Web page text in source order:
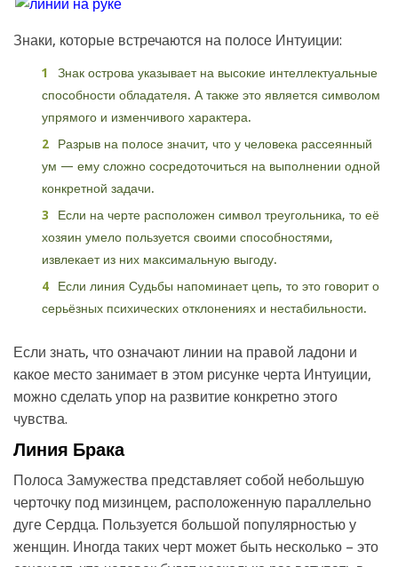
Знаки, которые встречаются на полосе Интуиции:
Знак острова указывает на высокие интеллектуальные
способности обладателя. А также это является символом
упрямого и изменчивого характера.
Разрыв на полосе значит, что у человека рассеянный
ум — ему сложно сосредоточиться на выполнении одной
конкретной задачи.
Если на черте расположен символ треугольника, то её
хозяин умело пользуется своими способностями,
извлекает из них максимальную выгоду.
Если линия Судьбы напоминает цепь, то это говорит о
серьёзных психических отклонениях и нестабильности.
Если знать, что означают линии на правой ладони и
какое место занимает в этом рисунке черта Интуиции,
можно сделать упор на развитие конкретно этого
чувства.
Линия Брака
Полоса Замужества представляет собой небольшую
черточку под мизинцем, расположенную параллельно
дуге Сердца. Пользуется большой популярностью у
женщин. Иногда таких черт может быть несколько – это